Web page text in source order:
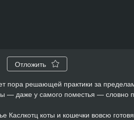
Отложить
пора решающей практики за
— даже у самого поместья — словно
Каслкотц коты и кошечки вовсю